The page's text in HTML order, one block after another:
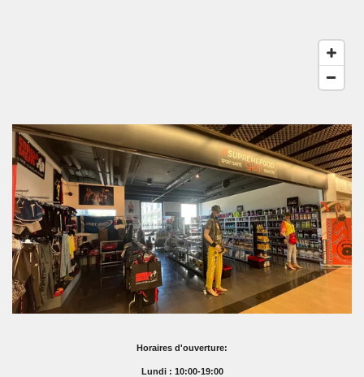
Horaires d'ouverture:
Lundi : 10:00-19:00